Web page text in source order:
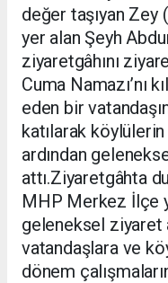
değer taşıyan Zey
yer alan Şeyh
ziyaretgâhını
Cuma Namazı’nı
eden bir
katılarak köylülerin
ardından
attı.Ziyaretgâhta
MHP Merkez İlçe
geleneksel ziyaret
vatandaşlara ve
dönem